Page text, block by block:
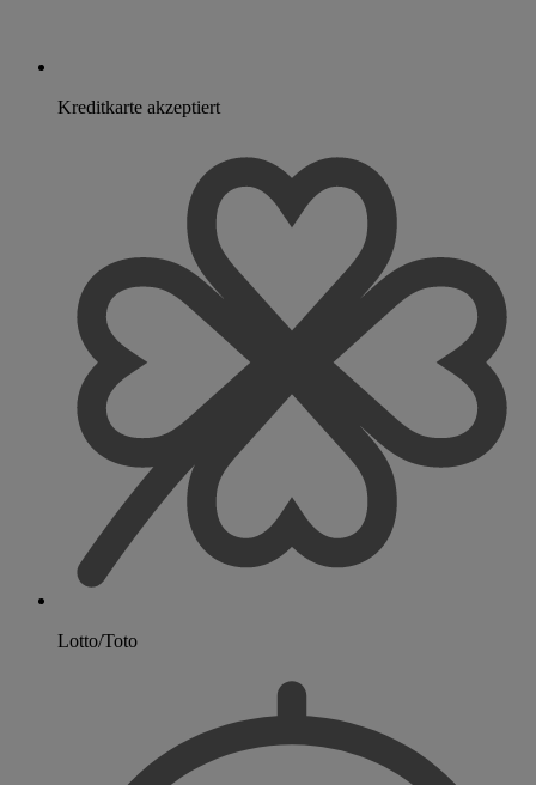
Kreditkarte akzeptiert
Lotto/Toto